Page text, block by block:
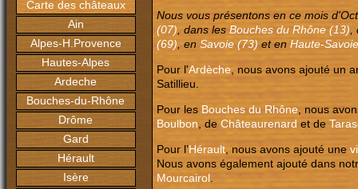
Carte des châteaux
Ain
Alpes-H.Provence
Hautes-Alpes
Ardeche
Bouches-du-Rhône
Drôme
Gard
Hérault
Isère
Nous vous présentons en ce mois
(07) , dans les Bouches du Rhône (13)
(69) , en Savoie (73) et en Haute-
Pour l'Ardèche , nous avons ajouté un
Satillieu.
Pour les Bouches du Rhône , nous
Boulbon , de Châteaurenard et de
Pour l’Hérault , nous avons ajouté une
Nous avons également ajouté dans
Mourcairol